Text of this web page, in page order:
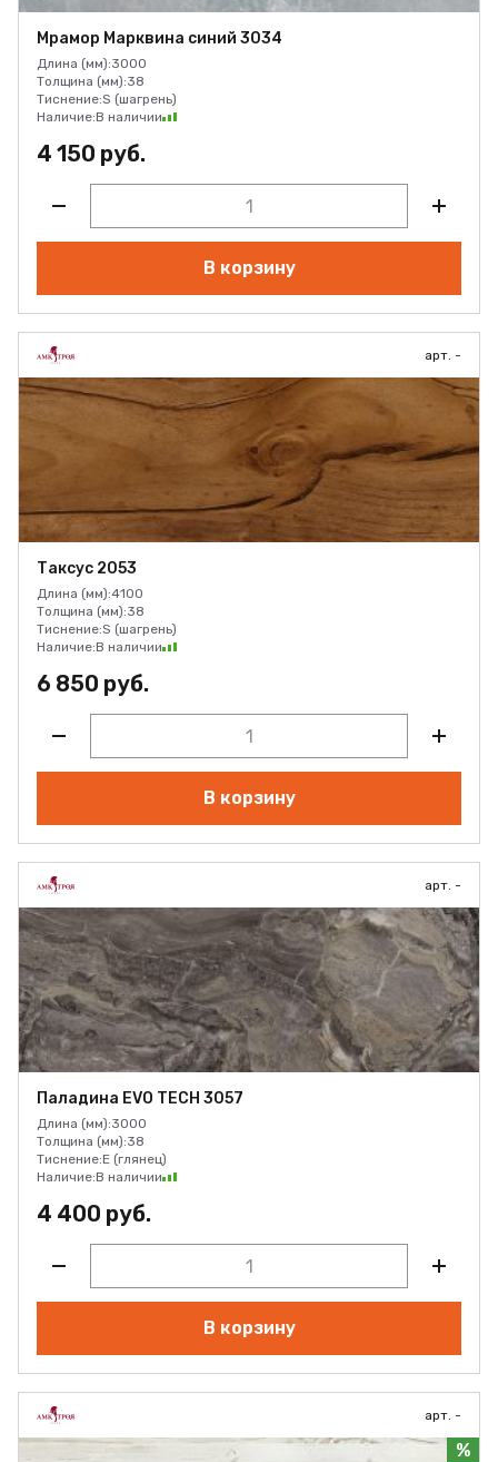
Мрамор Марквина синий 3034
Длина (мм):3000
Толщина (мм):38
Тиснение:S (шагрень)
Наличие:В наличии
4 150 руб.
В корзину
арт. -
Таксус 2053
Длина (мм):4100
Толщина (мм):38
Тиснение:S (шагрень)
Наличие:В наличии
6 850 руб.
В корзину
арт. -
Паладина EVO TECH 3057
Длина (мм):3000
Толщина (мм):38
Тиснение:E (глянец)
Наличие:В наличии
4 400 руб.
В корзину
арт. -
%